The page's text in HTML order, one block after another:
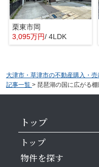
栗東市岡
3,095万円/ 4LDK
大津市・草津市の不動産購入・
記事一覧 > 琵琶湖の国に広がる
トップ
トップ
物件を探す